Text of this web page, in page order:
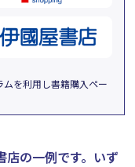
ムを利用し書籍購入ペー
の一例です。 いず